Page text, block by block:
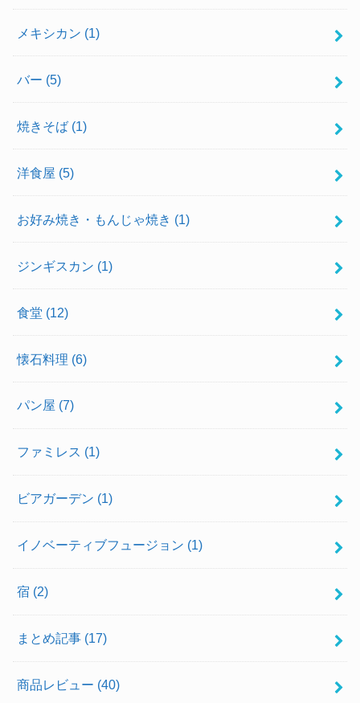
メキシカン (1)
バー (5)
焼きそば (1)
洋食屋 (5)
お好み焼き・もんじゃ焼き (1)
ジンギスカン (1)
食堂 (12)
懐石料理 (6)
パン屋 (7)
ファミレス (1)
ビアガーデン (1)
イノベーティブフュージョン (1)
宿 (2)
まとめ記事 (17)
商品レビュー (40)